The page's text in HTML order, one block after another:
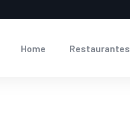
Home Restaurantes